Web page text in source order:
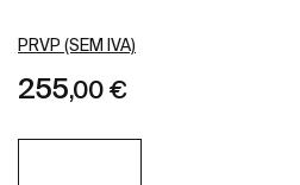
PRVP (SEM IVA)
255,00 €